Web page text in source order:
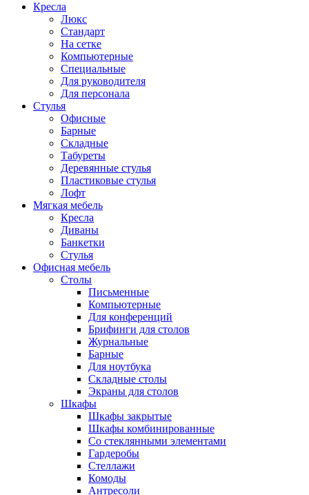
Кресла
Люкс
Стандарт
На сетке
Компьютерные
Специальные
Для руководителя
Для персонала
Стулья
Офисные
Барные
Складные
Табуреты
Деревянные стулья
Пластиковые стулья
Лофт
Мягкая мебель
Кресла
Диваны
Банкетки
Стулья
Офисная мебель
Столы
Письменные
Компьютерные
Для конференций
Брифинги для столов
Журнальные
Барные
Для ноутбука
Складные столы
Экраны для столов
Шкафы
Шкафы закрытые
Шкафы комбинированные
Со стеклянными элементами
Гардеробы
Стеллажи
Комоды
Антресоли